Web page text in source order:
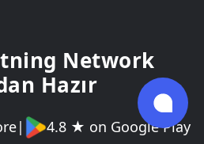
Network
Hazır
| 4.8 ★ on Google Play